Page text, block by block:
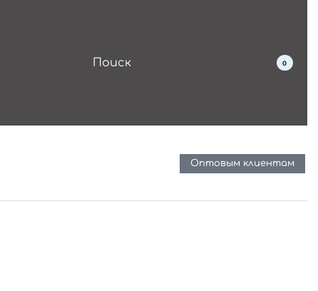
0
Оптовым клиентам